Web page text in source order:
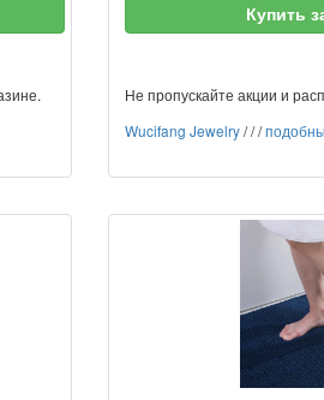
Купить
Не пропускайте акции и
Wucifang Jewelry///